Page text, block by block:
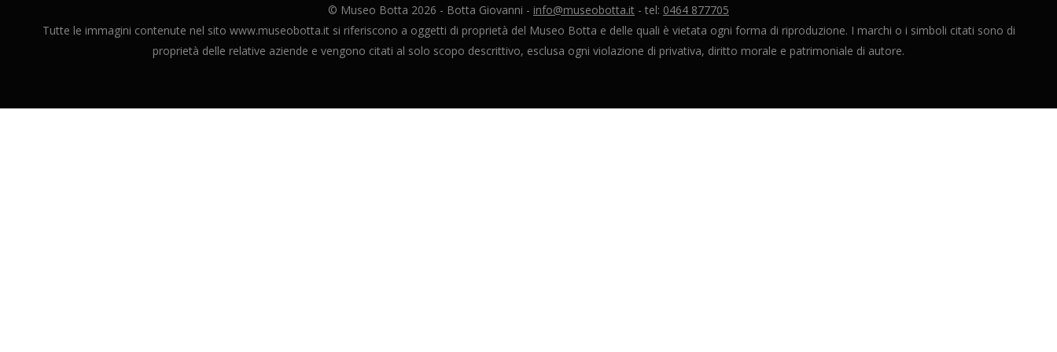
© Museo Botta 2026 - Botta Giovanni - info@museobotta.it - tel: 0464 877705
Tutte le immagini contenute nel sito www.museobotta.it si riferiscono a oggetti di proprietà del Museo Botta e delle quali è vietata ogni forma di riproduzione. I marchi o i simboli citati sono di
proprietà delle relative aziende e vengono citati al solo scopo descrittivo, esclusa ogni violazione di privativa, diritto morale e patrimoniale di autore.